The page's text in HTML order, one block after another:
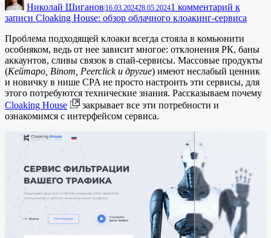
Николай Шиганов|16.03.202428.05.20241 комментарий к
записи Cloaking House: обзор облачного клоакинг-сервиса
Проблема подходящей клоаки всегда стояла в комьюнити
особняком, ведь от нее зависит многое: отклонения РК, баны
аккаунтов, сливы связок в спай-сервисы. Массовые продукты
(Кейтаро, Binom, Peerclick и другие) имеют неслабый ценник
и новичку в нише CPA не просто настроить эти сервисы, для
этого потребуются технические знания. Рассказываем почему
Cloaking House
закрывает все эти потребности и
ознакомимся с интерфейсом сервиса.